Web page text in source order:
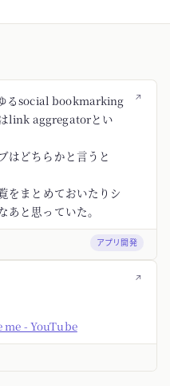
↗
るsocial bookmarking
link aggregatorとい
はどちらかと言うと
をまとめておいたりシ
あと思っていた。
アプリ開発
↗
me - YouTube